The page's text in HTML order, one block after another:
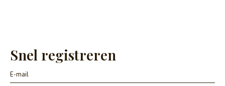
Snel registreren